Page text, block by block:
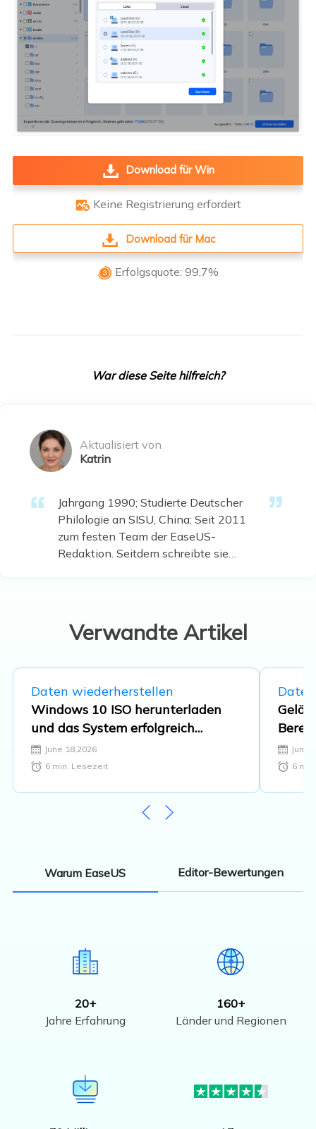
Download für Win
 Keine Registrierung erfordert
Download für Mac
 Erfolgsquote: 99,7%
War diese Seite hilfreich?
Aktualisiert von
Katrin
Jahrgang 1990; Studierte Deutscher
Philologie an SISU, China; Seit 2011
zum festen Team der EaseUS-
Redaktion. Seitdem schreibte sie
Verwandte Artikel
Daten wiederherstellen
Windows 10 ISO herunterladen
und das System erfolgreich
installieren [64-Bit]
June 18,2026
6min. Lesezeit
desJune
6
Warum EaseUS Editor-Bewertungen
20+
Jahre Erfahrung
160+
Länder und Regionen